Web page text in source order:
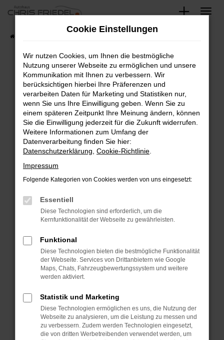
Zum
springen
Fahrzeugsuche
Fehler: Network Error
Beim Laden ist ein Fehler aufgetreten.
Hier sind ein paar Tipps, die dir helfen können:
Überprüfe deine Firewall und deine
Internetverbindung.
Laden andere Webseiten, zum Beispiel deine
Suchmaschine?
Prüfe deine Browsererweiterungen.
können das Laden bestimmter Seiten
verhindern. Funktioniert die Seite in einem
anderen Browser oder in einem privaten
Starte dein Gerät neu.
Das kann manchmal helfen, vorübergehende
Probleme zu beheben.
Betriebssystem auf dem neuesten Stand
sind.
Veraltete Software birgt nicht nur ein
Sicherheitsrisiko, sondern kann auch dazu
Cookie Einstellungen
Wir nutzen Cookies, um Ihnen die bestmögliche
Nutzung unserer Webseite zu ermöglichen und unsere
Kommunikation mit Ihnen zu verbessern. Wir
berücksichtigen hierbei Ihre Präferenzen und
verarbeiten Daten für Marketing und Statistiken nur,
wenn Sie uns Ihre Einwilligung geben. Wenn Sie zu
einem späteren Zeitpunkt Ihre Meinung ändern, können
Sie die Einwilligung jederzeit für die Zukunft widerrufen.
Weitere Informationen zum Umfang der
Datenverarbeitung finden Sie hier:
Datenschutzerklärung Cookie-Richtlinie
Impressum
Folgende Kategorien von Cookies werden von uns eingesetzt:
Essentiell
Diese Technologien sind erforderlich, um die
Kernfunktionalität der Webseite zu gewährleisten.
Funktional
Diese Technologien bieten die bestmögliche Funktionalität
der Webseite. Services von Drittanbietern wie Google
Maps, Chats, Fahrzeugbewertungssystem und weitere
werden aktiviert.
Statistik und Marketing
Diese Technologien ermöglichen es uns, die Nutzung der
Webseite zu analysieren, um die Leistung zu messen und
zu verbessern. Zudem werden Technologien eingesetzt,
die von dritten Werbetreibenden verwendet werden, um